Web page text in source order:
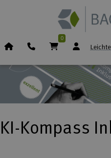
Startseite (Icon)
Telefon Warenkorb
0
KI-Kompass